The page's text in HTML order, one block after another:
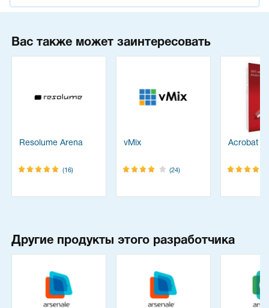
Вас также может заинтересовать
Resolume Arena
(16)
vMix
(24)
Acrobat
Другие продукты этого разработчика